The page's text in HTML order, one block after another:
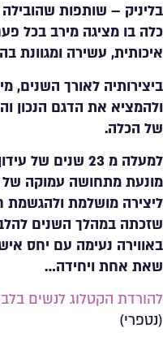
בליניק – שותפות
כלה בו מציגה מירב בכל
איכותית, עשירה ומגוונת
ביצירותיה לאורך השנים,
ולהמציא את הדגם הנכון
של הכלה.
למעלה מ 23 שנים
מונעת מתחושה עמוקה של
ליצירה מושלמת ולהגשמת
שזכתה במהלך השנים
באווירה נעימה עם יחס
שאת אחת ויחידה…
להורדת הקטלוג לנשים
(נטפרי)